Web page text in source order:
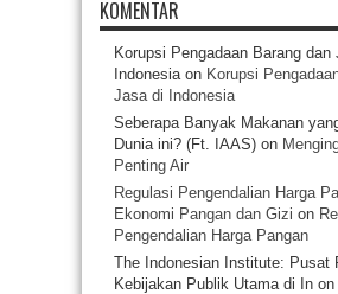
KOMENTAR
Korupsi Pengadaan Barang dan
Indonesia on Korupsi
Jasa di Indonesia
Seberapa Banyak Makanan
Dunia ini? (Ft. IAAS) on
Penting Air
Regulasi Pengendalian Harga
Ekonomi Pangan dan Gizi on
Pengendalian Harga Pangan
The Indonesian Institute: Pusat
Kebijakan Publik Utama di In on